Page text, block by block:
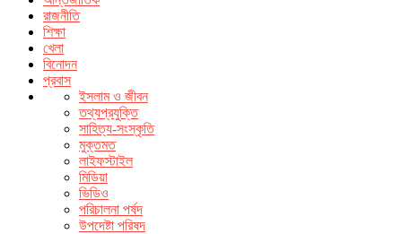
রাজনীতি
শিক্ষা
খেলা
বিনোদন
প্রবাস
ইসলাম ও জীবন
তথ্যপ্রযুক্তি
সাহিত্য-সংস্কৃতি
মুক্তমত
লাইফস্টাইল
মিডিয়া
ভিডিও
পরিচালনা পর্ষদ
উপদেষ্টা পরিষদ